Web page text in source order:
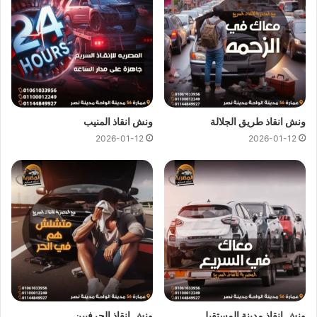
كل هذا باقل سعر كما نقدم عروض وخصومات تصل الي خصم 50%
علي جميع خدماتانقاذ السيارات
ونش انقاذ المصريةلدينا دائماونش انقاذ في الخصوصلسحب و
انقاذ سيارتك ونقلك الي اقرب مركز صيانة او توكيل سيارات ، اتصل
بنا الان ولا تترددونش انقاذالمصرية هوارخص ونش انقاذ في
الخصوصاتصل بنا علي رقم ونش انقاذ الخصوص 01144849927
او01017439322
01094833093 ليصلكونش انقاذ سيارات
سريع و مجهز بأحدث المعدات واحدث وسائل الامان والراحة.
ونش انقاذ سيارات بالخصوص
من اهم اسباب نجاحونش المصرية لانقاذ السياراتهى خبرتنا
الكبيرة فيانقاذ السياراتونقل السياراتفنحن نمتلك اسطول
كبير من اوناش انقاذ السيارات لكي نستطيع تقديم خدمات انقاذ
السيارات بجودة عالية و اقل سعر لكي نصبحافضل ونش انقاذ في
الخصوص
ارخص ونش انقاذ في الخصوص و جميع المحافظات.
ونش انقاذ طريق الجلالة
2026-01-12
ونش انقاذ المنيب
2026-01-12